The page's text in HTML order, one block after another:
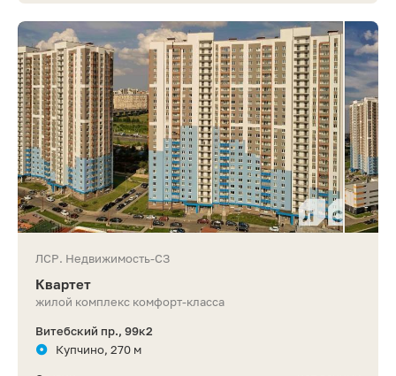
ЛСР. Недвижимость-СЗ
Квартет
жилой комплекс комфорт-класса
Витебский пр., 99к2
Купчино, 270 м